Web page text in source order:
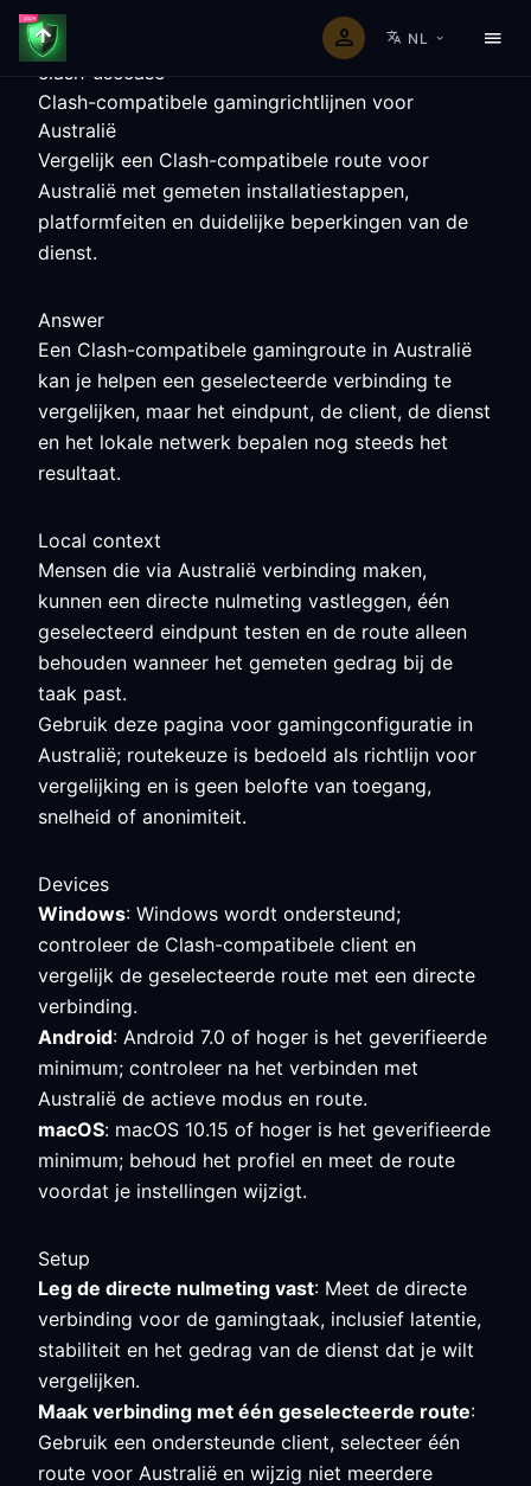
NL
clash-usecase
Clash-compatibele gamingrichtlijnen voor
Australië
Vergelijk een Clash-compatibele route voor
Australië met gemeten installatiestappen,
platformfeiten en duidelijke beperkingen van de
dienst.
Answer
Een Clash-compatibele gamingroute in Australië
kan je helpen een geselecteerde verbinding te
vergelijken, maar het eindpunt, de client, de dienst
en het lokale netwerk bepalen nog steeds het
resultaat.
Local context
Mensen die via Australië verbinding maken,
kunnen een directe nulmeting vastleggen, één
geselecteerd eindpunt testen en de route alleen
behouden wanneer het gemeten gedrag bij de
taak past.
Gebruik deze pagina voor gamingconfiguratie in
Australië; routekeuze is bedoeld als richtlijn voor
vergelijking en is geen belofte van toegang,
snelheid of anonimiteit.
Devices
Windows: Windows wordt ondersteund;
controleer de Clash-compatibele client en
vergelijk de geselecteerde route met een directe
verbinding.
Android: Android 7.0 of hoger is het geverifieerde
minimum; controleer na het verbinden met
Australië de actieve modus en route.
macOS: macOS 10.15 of hoger is het geverifieerde
minimum; behoud het profiel en meet de route
voordat je instellingen wijzigt.
Setup
Leg de directe nulmeting vast: Meet de directe
verbinding voor de gamingtaak, inclusief latentie,
stabiliteit en het gedrag van de dienst dat je wilt
vergelijken.
Maak verbinding met één geselecteerde route:
Gebruik een ondersteunde client, selecteer één
route voor Australië en wijzig niet meerdere